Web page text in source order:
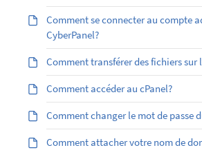
Comment se connecter au compte
CyberPanel?
Comment transférer des fichiers sur
Comment accéder au cPanel?
Comment changer le mot de passe
Comment attacher votre nom de